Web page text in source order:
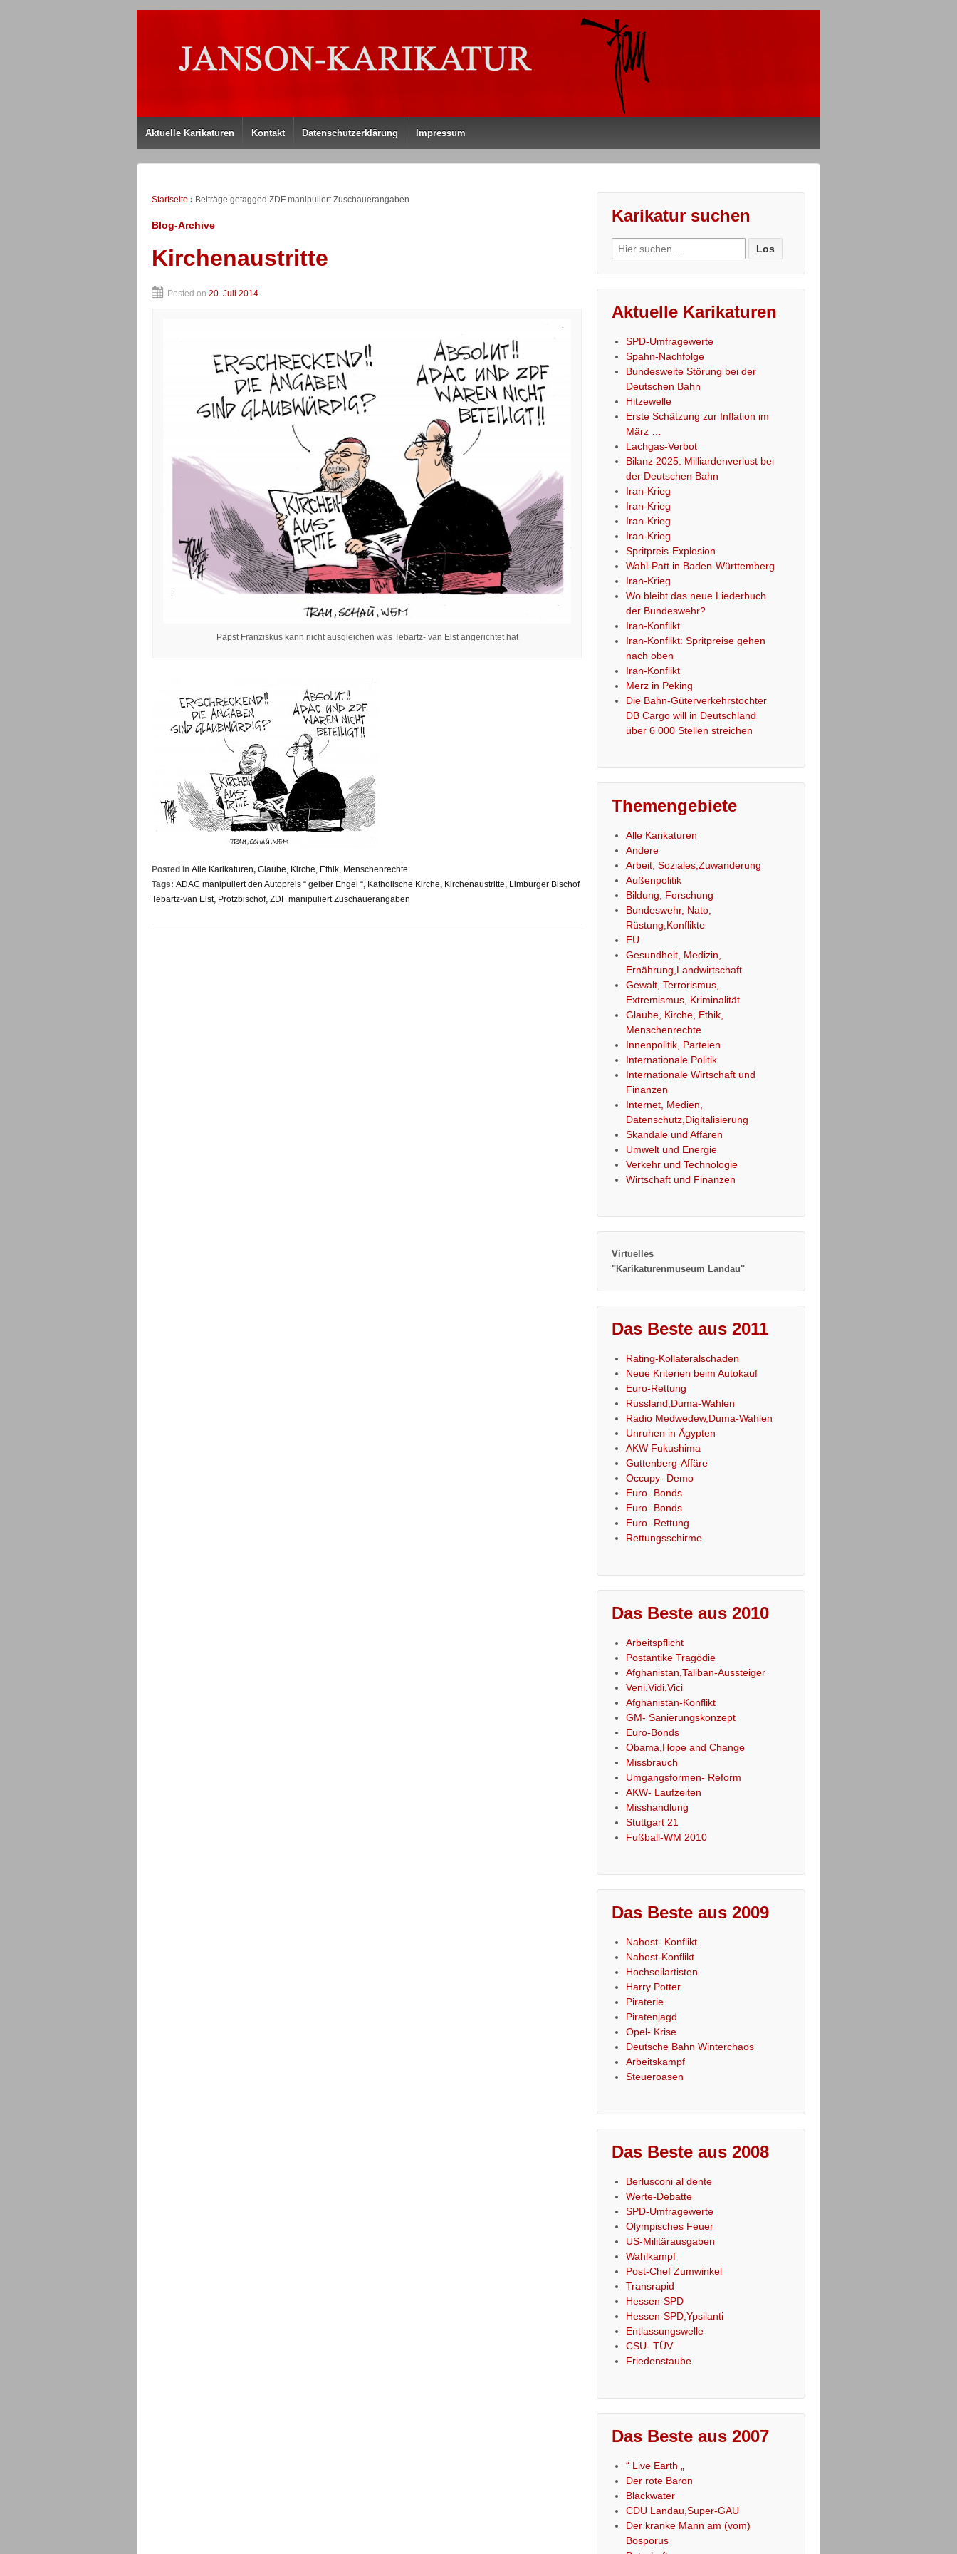
Aktuelle Karikaturen Kontakt Datenschutzerklärung Impressum
Startseite › Beiträge getagged ZDF manipuliert Zuschauerangaben
Blog-Archive
Kirchenaustritte
Posted on 20. Juli 2014
Papst Franziskus kann nicht ausgleichen was Tebartz- van Elst angerichtet hat
Posted in Alle Karikaturen, Glaube, Kirche, Ethik, Menschenrechte
Tags: ADAC manipuliert den Autopreis “ gelber Engel “, Katholische Kirche, Kirchenaustritte, Limburger Bischof
Tebartz-van Elst, Protzbischof, ZDF manipuliert Zuschauerangaben
Karikatur suchen
Search
for:
Aktuelle Karikaturen
SPD-Umfragewerte
Spahn-Nachfolge
Bundesweite Störung bei der
Deutschen Bahn
Hitzewelle
Erste Schätzung zur Inflation im
März …
Lachgas-Verbot
Bilanz 2025: Milliardenverlust bei
der Deutschen Bahn
Iran-Krieg
Iran-Krieg
Iran-Krieg
Iran-Krieg
Spritpreis-Explosion
Wahl-Patt in Baden-Württemberg
Iran-Krieg
Wo bleibt das neue Liederbuch
der Bundeswehr?
Iran-Konflikt
Iran-Konflikt: Spritpreise gehen
nach oben
Iran-Konflikt
Merz in Peking
Die Bahn-Güterverkehrstochter
DB Cargo will in Deutschland
über 6 000 Stellen streichen
Themengebiete
Alle Karikaturen
Andere
Arbeit, Soziales,Zuwanderung
Außenpolitik
Bildung, Forschung
Bundeswehr, Nato,
Rüstung,Konflikte
EU
Gesundheit, Medizin,
Ernährung,Landwirtschaft
Gewalt, Terrorismus,
Extremismus, Kriminalität
Glaube, Kirche, Ethik,
Menschenrechte
Innenpolitik, Parteien
Internationale Politik
Internationale Wirtschaft und
Finanzen
Internet, Medien,
Datenschutz,Digitalisierung
Skandale und Affären
Umwelt und Energie
Verkehr und Technologie
Wirtschaft und Finanzen
Virtuelles
"Karikaturenmuseum Landau"
Das Beste aus 2011
Rating-Kollateralschaden
Neue Kriterien beim Autokauf
Euro-Rettung
Russland,Duma-Wahlen
Radio Medwedew,Duma-Wahlen
Unruhen in Ägypten
AKW Fukushima
Guttenberg-Affäre
Occupy- Demo
Euro- Bonds
Euro- Bonds
Euro- Rettung
Rettungsschirme
Das Beste aus 2010
Arbeitspflicht
Postantike Tragödie
Afghanistan,Taliban-Aussteiger
Veni,Vidi,Vici
Afghanistan-Konflikt
GM- Sanierungskonzept
Euro-Bonds
Obama,Hope and Change
Missbrauch
Umgangsformen- Reform
AKW- Laufzeiten
Misshandlung
Stuttgart 21
Fußball-WM 2010
Das Beste aus 2009
Nahost- Konflikt
Nahost-Konflikt
Hochseilartisten
Harry Potter
Piraterie
Piratenjagd
Opel- Krise
Deutsche Bahn Winterchaos
Arbeitskampf
Steueroasen
Das Beste aus 2008
Berlusconi al dente
Werte-Debatte
SPD-Umfragewerte
Olympisches Feuer
US-Militärausgaben
Wahlkampf
Post-Chef Zumwinkel
Transrapid
Hessen-SPD
Hessen-SPD,Ypsilanti
Entlassungswelle
CSU- TÜV
Friedenstaube
Das Beste aus 2007
“ Live Earth „
Der rote Baron
Blackwater
CDU Landau,Super-GAU
Der kranke Mann am (vom)
Bosporus